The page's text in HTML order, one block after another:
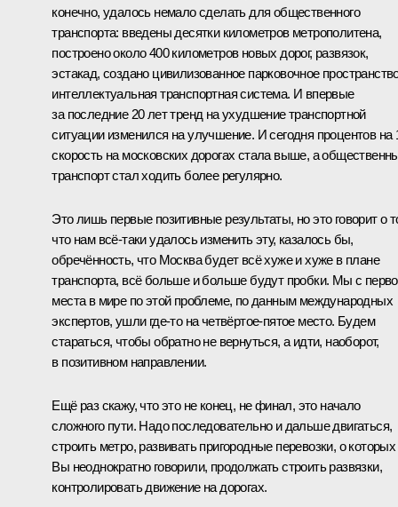
конечно, удалось немало сделать для общественного
транспорта: введены десятки километров метрополитена,
построено около 400 километров новых дорог, развязок,
эстакад, создано цивилизованное парковочное
интеллектуальная транспортная система. И впервые
за последние 20 лет тренд на ухудшение транспортной
ситуации изменился на улучшение. И сегодня процентов на
скорость на московских дорогах стала выше, а
транспорт стал ходить более регулярно.
Это лишь первые позитивные результаты, но это говорит о
что нам всё‑таки удалось изменить эту, казалось бы,
обречённость, что Москва будет всё хуже и хуже в плане
транспорта, всё больше и больше будут пробки. Мы с
места в мире по этой проблеме, по данным международных
экспертов, ушли где‑то на четвёртое-пятое место. Будем
стараться, чтобы обратно не вернуться, а идти, наоборот,
в позитивном направлении.
Ещё раз скажу, что это не конец, не финал, это начало
сложного пути. Надо последовательно и дальше двигаться,
строить метро, развивать пригородные перевозки, о которых
Вы неоднократно говорили, продолжать строить развязки,
контролировать движение на дорогах.